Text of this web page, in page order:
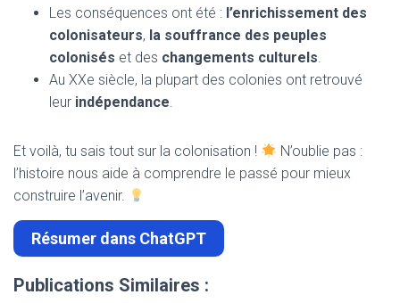
Les conséquences ont été : l’enrichissement des
colonisateurs, la souffrance des peuples
colonisés et des changements culturels.
Au XXe siècle, la plupart des colonies ont retrouvé
leur indépendance.
Et voilà, tu sais tout sur la colonisation !
N’oublie pas :
l’histoire nous aide à comprendre le passé pour mieux
construire l’avenir.
Résumer dans ChatGPT
Publications Similaires :